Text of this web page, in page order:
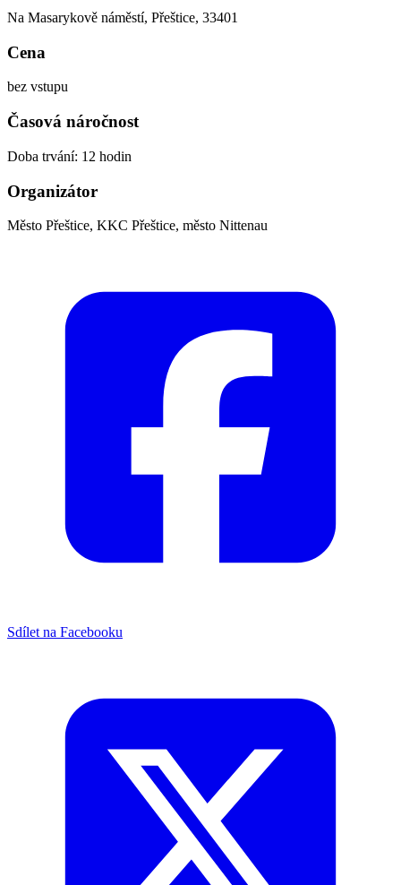
Na Masarykově náměstí, Přeštice, 33401
Cena
bez vstupu
Časová náročnost
Doba trvání: 12 hodin
Organizátor
Město Přeštice, KKC Přeštice, město Nittenau
Sdílet na Facebooku